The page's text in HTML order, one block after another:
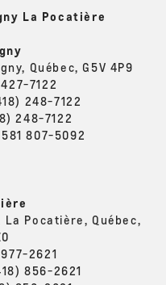
La Pocatière
Québec, G5V 4P9
7122
248-7122
248-7122
581 807-5092
Pocatière, Québec,
2621
856-2621